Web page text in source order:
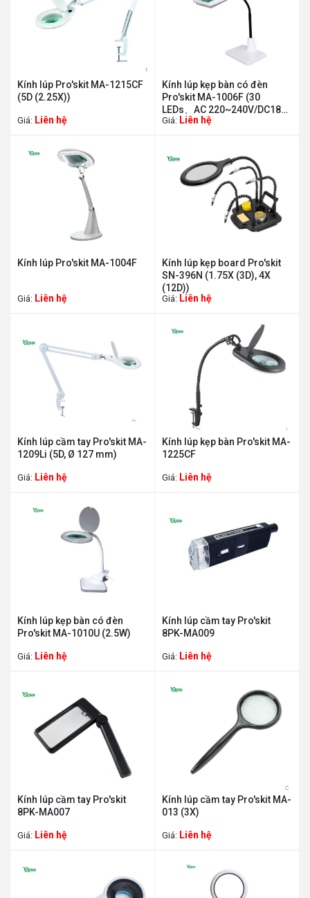
Kính lúp Pro'skit MA-1215CF
(5D (2.25X))
Giá: Liên hệ
Kính lúp kẹp bàn có đèn
Pro'skit MA-1006F (30
LEDs、AC 220~240V/DC18V
0.22A)
Giá: Liên hệ
Kính lúp Pro'skit MA-1004F
Giá: Liên hệ
Kính lúp kẹp board Pro'skit
SN-396N (1.75X (3D), 4X
(12D))
Giá: Liên hệ
Kính lúp cầm tay Pro'skit MA-
1209Li (5D, Ø 127 mm)
Giá: Liên hệ
Kính lúp kẹp bàn Pro'skit MA-
1225CF
Giá: Liên hệ
Kính lúp kẹp bàn có đèn
Pro'skit MA-1010U (2.5W)
Giá: Liên hệ
Kính lúp cầm tay Pro'skit
8PK-MA009
Giá: Liên hệ
Kính lúp cầm tay Pro'skit
8PK-MA007
Giá: Liên hệ
Kính lúp cầm tay Pro'skit MA-
013 (3X)
Giá: Liên hệ